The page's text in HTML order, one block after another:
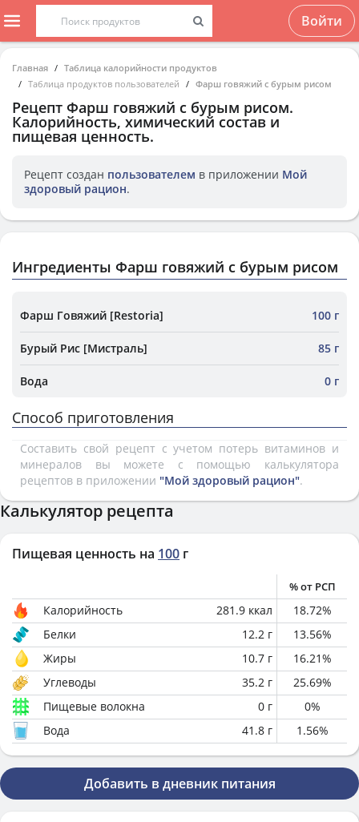
Войти
Главная
Таблица калорийности продуктов
Таблица продуктов пользователей
Фарш говяжий с бурым рисом
Рецепт Фарш говяжий с бурым рисом.
Калорийность, химический состав и
пищевая ценность.
Рецепт создан пользователем в приложении Мой
здоровый рацион.
Ингредиенты Фарш говяжий с бурым рисом
Фарш Говяжий [Restoria] 100 г
Бурый Рис [Мистраль] 85 г
Вода 0 г
Способ приготовления
Составить свой рецепт с учетом потерь витаминов и
минералов вы можете с помощью калькулятора
рецептов в приложении "Мой здоровый рацион".
Калькулятор рецепта
Пищевая ценность на 100 г
% от РСП
Калорийность 281.9 ккал 18.72%
Белки
12.2 г 13.56%
Жиры
10.7 г 16.21%
Углеводы
35.2 г 25.69%
Пищевые волокна
0 г 0%
Вода
41.8 г 1.56%
Добавить в дневник питания